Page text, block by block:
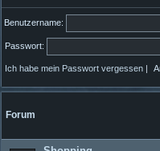
Benutzername:
Passwort:
Ich habe mein Passwort vergessen |
Forum